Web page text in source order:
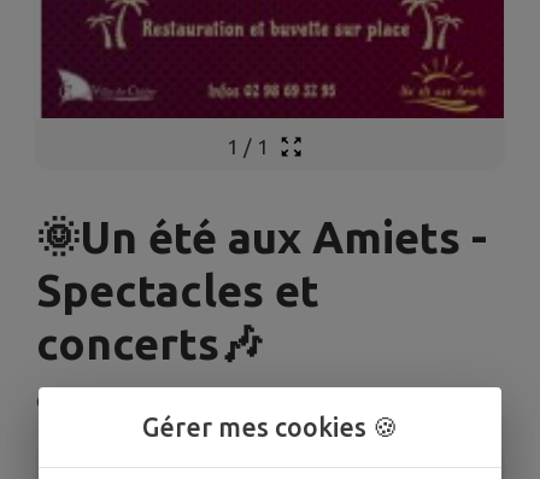
1 / 1
🌞Un été aux Amiets -
Spectacles et
concerts🎶
Cléder
Gérer mes cookies 🍪